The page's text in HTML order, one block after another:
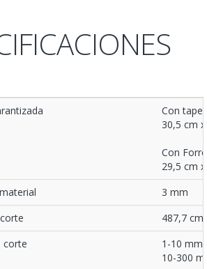
Con
30,5 cm
Con Forro
29,5 cm
3 mm
487,7 cm
corte
1-10
10-300